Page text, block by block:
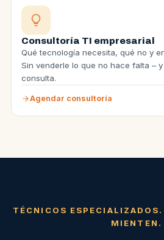
Consultoría TI empresarial
Qué tecnología necesita, qué no y
Sin venderle lo que no hace falta –
consulta.
Agendar consultoría
TÉCNICOS
MIENTEN.